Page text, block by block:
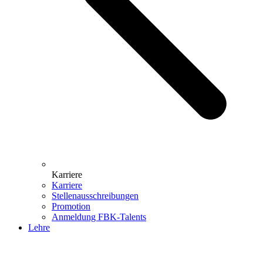
Karriere
Karriere
Stellenausschreibungen
Promotion
Anmeldung FBK-Talents
Lehre